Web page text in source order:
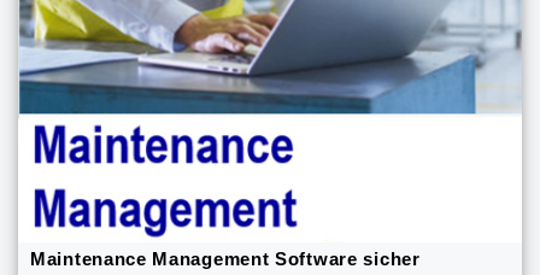
Maintenance Management Software sicher